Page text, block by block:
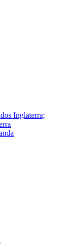
Inglaterra;